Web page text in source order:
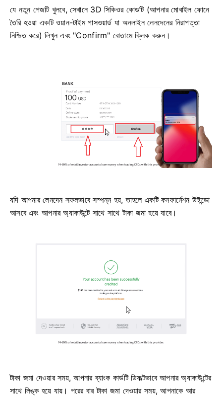
যে নতুন পেজটি খুলবে, সেখানে 3D সিকিওর কোডটি (আপনার মোবাইল ফোনে
তৈরি হওয়া একটি ওয়ান-টাইম পাসওয়ার্ড যা অনলাইন লেনদেনের নিরাপত্তা
নিশ্চিত করে) লিখুন এবং "Confirm" বোতামে ক্লিক করুন।
যদি আপনার লেনদেন সফলভাবে সম্পন্ন হয়, তাহলে একটি কনফার্মেশন উইন্ডো
আসবে এবং আপনার অ্যাকাউন্টে সাথে সাথে টাকা জমা হয়ে যাবে।
টাকা জমা দেওয়ার সময়, আপনার ব্যাংক কার্ডটি ডিফল্টভাবে আপনার অ্যাকাউন্টের
সাথে লিঙ্ক হয়ে যায়। পরের বার টাকা জমা দেওয়ার সময়, আপনাকে আর